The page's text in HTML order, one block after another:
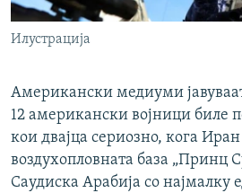
Илустрација
Американски медиуми
12 американски војници биле
кои двајца сериозно, кога
воздухопловната база „Принц
Саудиска Арабија со најмалку